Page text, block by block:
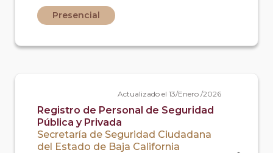
Presencial
Actualizado el 13/Enero /2026
Registro de Personal de Seguridad
Pública y Privada
Secretaría de Seguridad Ciudadana
del Estado de Baja California